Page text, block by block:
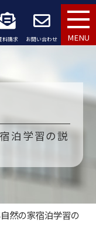
料請求 お問い合わせ MENU
泊学習の説
然の家宿泊学習の